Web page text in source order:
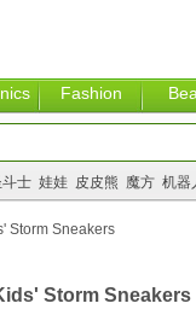
Fashion
士 娃娃 皮皮熊 魔方 机器
Storm Sneakers
Storm Sneakers